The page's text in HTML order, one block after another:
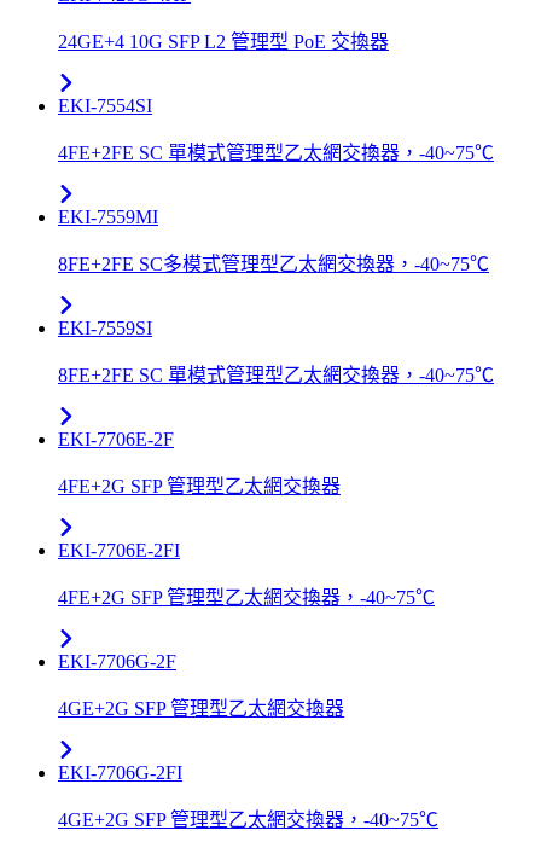
24GE+4 10G SFP L2 管理型 PoE 交換器
EKI-7554SI
4FE+2FE SC 單模式管理型乙太網交換器，-40~75℃
EKI-7559MI
8FE+2FE SC多模式管理型乙太網交換器，-40~75℃
EKI-7559SI
8FE+2FE SC 單模式管理型乙太網交換器，-40~75℃
EKI-7706E-2F
4FE+2G SFP 管理型乙太網交換器
EKI-7706E-2FI
4FE+2G SFP 管理型乙太網交換器，-40~75℃
EKI-7706G-2F
4GE+2G SFP 管理型乙太網交換器
EKI-7706G-2FI
4GE+2G SFP 管理型乙太網交換器，-40~75℃